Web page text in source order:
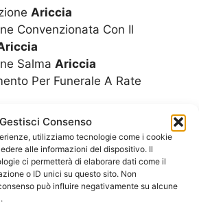
Gestisci Consenso
utilizziamo tecnologie come i cookie
alle informazioni del dispositivo. Il
ci permetterà di elaborare dati come il
o ID unici su questo sito. Non
può influire negativamente su alcune
Ariccia
Convenzionata Con Il
Salma Ariccia
Per Funerale A Rate
RateAriccia
Con Il Comune
Ariccia